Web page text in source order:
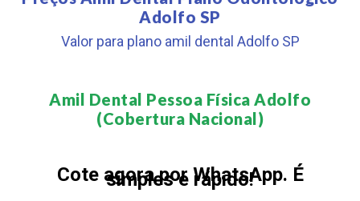
Adolfo SP
Valor para plano amil dental Adolfo SP
Amil Dental Pessoa Física Adolfo
(Cobertura Nacional)​
Cote agora por WhatsApp. É
simples e rápido!